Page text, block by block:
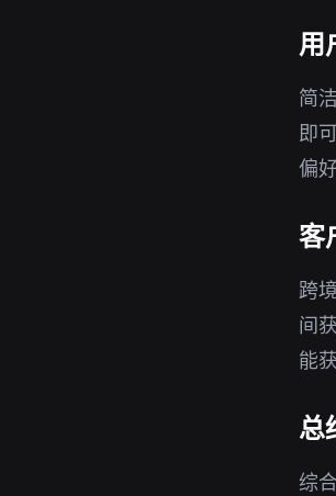
用
简
即
偏
客
跨
间
能
总
综